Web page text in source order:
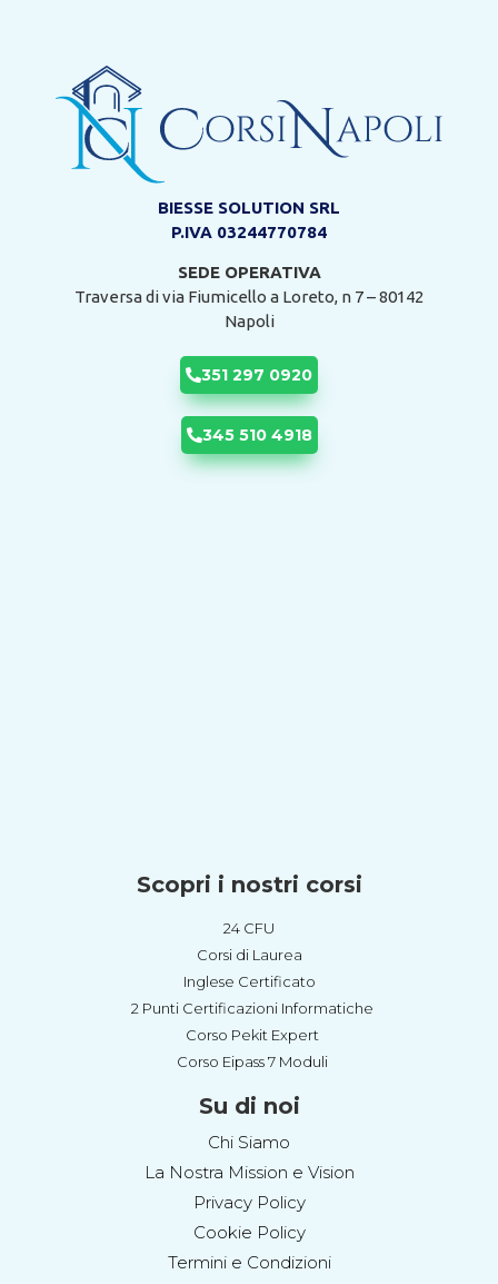
BIESSE SOLUTION SRL
P.IVA 03244770784
SEDE OPERATIVA
Traversa di via Fiumicello a Loreto, n 7 – 80142
Napoli
351 297 0920
345 510 4918
Scopri i nostri corsi
24 CFU
Corsi di Laurea
Inglese Certificato
2 Punti Certificazioni Informatiche
Corso Pekit Expert
Corso Eipass 7 Moduli
Su di noi
Chi Siamo
La Nostra Mission e Vision
Privacy Policy
Cookie Policy
Termini e Condizioni